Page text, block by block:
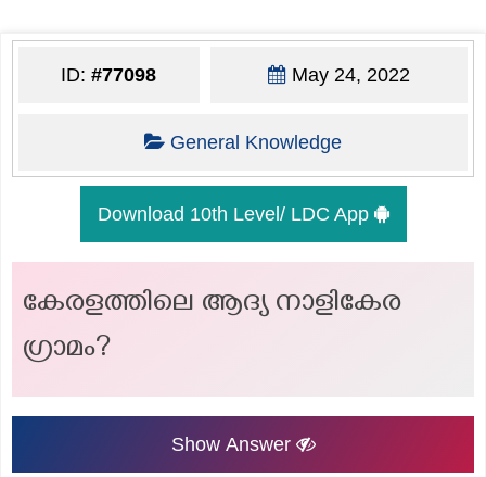
ID:#77098 May 24, 2022
General Knowledge
Download 10th Level/ LDC App
കേരളത്തിലെ ആദ്യ നാളികേര
ഗ്രാമം?
Show Answer